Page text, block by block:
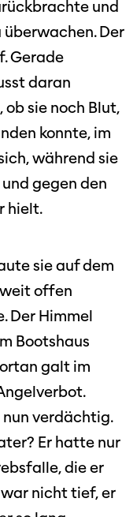
und
Der
Gerade
daran
sie noch Blut,
konnte, im
während sie
gegen den
hielt.
sie auf dem
offen
Der Himmel
Bootshaus
galt im
nun verdächtig.
Er hatte nur
die er
nicht tief, er